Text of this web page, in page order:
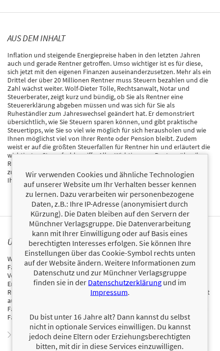
AUS DEM INHALT
Inflation und steigende Energiepreise haben in den letzten Jahren
auch und gerade Rentner getroffen. Umso wichtiger ist es für diese,
sich jetzt mit den eigenen Finanzen auseinanderzusetzen. Mehr als ein
Drittel der über 20 Millionen Rentner muss Steuern bezahlen und die
Zahl wächst weiter. Wolf-Dieter Tölle, Rechtsanwalt, Notar und
Steuerberater, zeigt kurz und bündig, ob Sie als Rentner eine
Steuererklärung abgeben müssen und was sich für Sie als
Ruheständler zum Jahreswechsel geändert hat. Er demonstriert
übersichtlich, wie Sie Steuern sparen können, und gibt praktische
Steuertipps, wie Sie so viel wie möglich für sich herausholen und wie
Ihnen möglichst viel von Ihrer Rente oder Pension bleibt. Zudem
weist er auf die größten Steuerfallen für Rentner hin und erläutert die
wichtigsten Steuerfachbegriffe. Alles Wichtige, was Rentner über ihre
Rentenbesteuerung wissen müssen, ist hier übersichtlich
zusammengefasst. Lesen Sie dieses Buch ― und Sie haben mehr von
Ihrer Rente im Alter.
ÜBER WOLF-DIETER TÖLLE
Wolf-Dieter Tölle ist Rechtsanwalt, Notar, Steuerberater sowie
Fachanwalt für Steuerrecht und Erbrecht. Er ist Experte für
Vermögens- und Nachfolgeberatung sowie Erbrecht und
Erbschaftsteuer. Seit Jahren beschäftigt er sich mit der
Rentenbesteuerung in der Praxis. Er ist seit mehr als einem Jahrzehnt
auch in der Aus-, Fort- und Weiterbildung von Steuerberatern und
Fachanwälten tätig. Regelmäßig veröffentlicht er in der einschlägigen
Fachpresse zu seinen Fachgebieten.
Zum Profil von Wolf-Dieter Tölle
Wir verwenden Cookies und ähnliche Technologien
auf unserer Website um Ihr Verhalten besser kennen
zu lernen. Dazu verarbeiten wir personenbezogene
Daten, z.B.: Ihre IP-Adresse (anonymisiert durch
Kürzung). Die Daten bleiben auf den Servern der
Münchner Verlagsgruppe. Die Datenverarbeitung
kann mit Ihrer Einwilligung oder auf Basis eines
berechtigten Interesses erfolgen. Sie können Ihre
Einstellungen über das Cookie-Symbol rechts unten
auf der Website ändern. Weitere Informationen zum
Datenschutz und zur Münchner Verlagsgruppe
finden sie in der Datenschutzerklärung und im
Impressum.
Du bist unter 16 Jahre alt? Dann kannst du selbst
nicht in optionale Services einwilligen. Du kannst
jedoch deine Eltern oder Erziehungsberechtigten
bitten, mit dir in diese Services einzuwilligen.